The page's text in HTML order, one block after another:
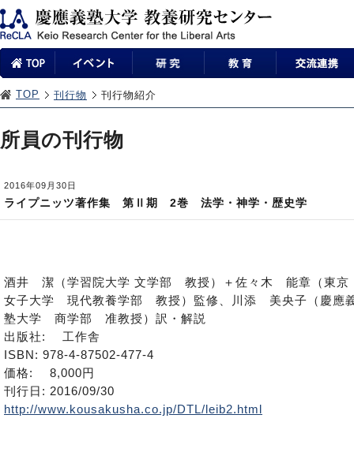
TOP 刊行物 刊行物紹介
所員の刊行物
2016年09月30日
ライプニッツ著作集 第Ⅱ期 2巻 法学・神学・歴史学
酒井 潔（学習院大学 文学部 教授）＋佐々木 能章（東京
女子大学 現代教養学部 教授）監修、川添 美央子（慶應
塾大学 商学部 准教授）訳・解説
出版社: 工作舎
ISBN: 978-4-87502-477-4
価格: 8,000円
刊行日: 2016/09/30
http://www.kousakusha.co.jp/DTL/leib2.html